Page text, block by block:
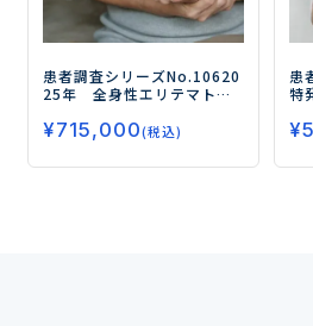
患者調査シリーズNo.10620
25年 全身性エリテマトー
物治療の実態と満足度、新
しい治療薬に求めるニーズ
を探る／ 経口ステロイドの
¥715,000(税込)
患
特
に
¥